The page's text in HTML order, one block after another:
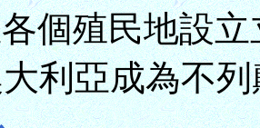
個殖民地設
利亞成為不